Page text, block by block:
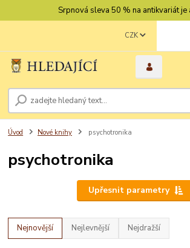
Srpnová sleva 50 % na antikvariát je
CZK
Úvod Nové knihy psychotronika
psychotronika
Upřesnit parametry
Nejnovější Nejlevnější Nejdražší